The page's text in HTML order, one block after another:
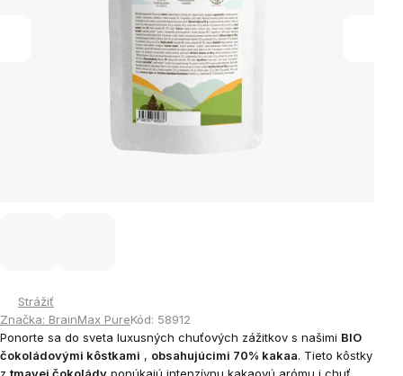
Strážiť
Značka: BrainMax PureKód: 58912
Ponorte sa do sveta luxusných chuťových zážitkov s našimi BIO
čokoládovými kôstkami , obsahujúcimi 70% kakaa. Tieto kôstky